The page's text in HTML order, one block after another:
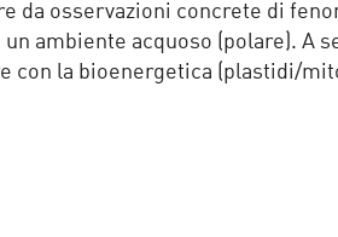
da osservazioni concrete di
ambiente acquoso (polare). A
con la bioenergetica (plastidi/